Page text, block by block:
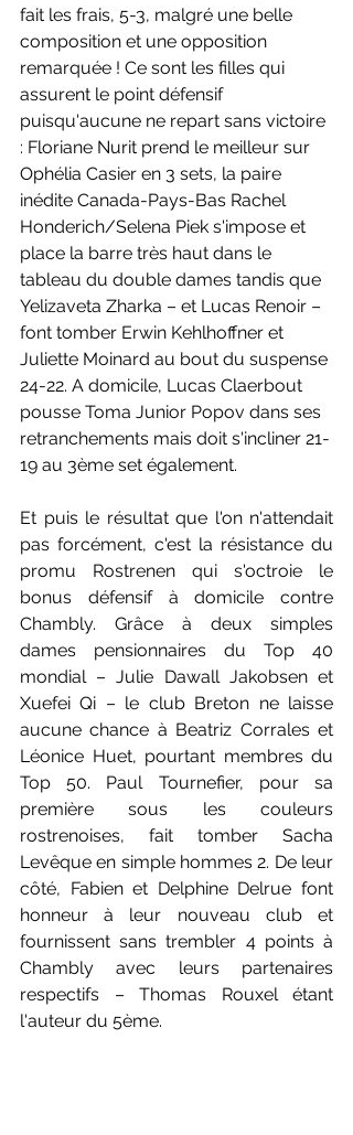
fait les frais, 5-3, malgré une belle
composition et une opposition
remarquée ! Ce sont les filles qui
assurent le point défensif
puisqu'aucune ne repart sans victoire
: Floriane Nurit prend le meilleur sur
Ophélia Casier en 3 sets, la paire
inédite Canada-Pays-Bas Rachel
Honderich/Selena Piek s'impose et
place la barre très haut dans le
tableau du double dames tandis que
Yelizaveta Zharka – et Lucas Renoir –
font tomber Erwin Kehlhoffner et
Juliette Moinard au bout du suspense
24-22. A domicile, Lucas Claerbout
pousse Toma Junior Popov dans ses
retranchements mais doit s'incliner 21-
19 au 3ème set également.
Et puis le résultat que l'on n'attendait
pas forcément, c'est la résistance du
promu Rostrenen qui s'octroie le
bonus défensif à domicile contre
Chambly. Grâce à deux simples
dames pensionnaires du Top 40
mondial – Julie Dawall Jakobsen et
Xuefei Qi – le club Breton ne laisse
aucune chance à Beatriz Corrales et
Léonice Huet, pourtant membres du
Top 50. Paul Tournefier, pour sa
première sous les couleurs
rostrenoises, fait tomber Sacha
Levêque en simple hommes 2. De leur
côté, Fabien et Delphine Delrue font
honneur à leur nouveau club et
fournissent sans trembler 4 points à
Chambly avec leurs partenaires
respectifs – Thomas Rouxel étant
l'auteur du 5ème.